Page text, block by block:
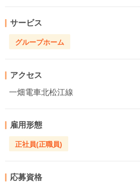
サービス
グループホーム
アクセス
一畑電車北松江線
雇用形態
正社員(正職員)
応募資格